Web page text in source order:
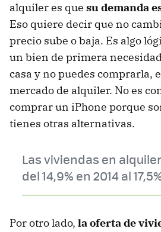
alquiler es que su demanda
Eso quiere decir que no
precio sube o baja. Es algo
un bien de primera
casa y no puedes comprarla,
mercado de alquiler. No es
comprar un iPhone porque
tienes otras alternativas.
Las viviendas en
del 14,9% en 2014 al
Por otro lado, la oferta de